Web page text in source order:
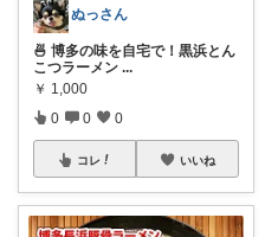
ぬっさん
🍜 博多の味を自宅で！黒浜とん
こつラーメン ...
￥ 1,000
0 0 0
コレ いいね